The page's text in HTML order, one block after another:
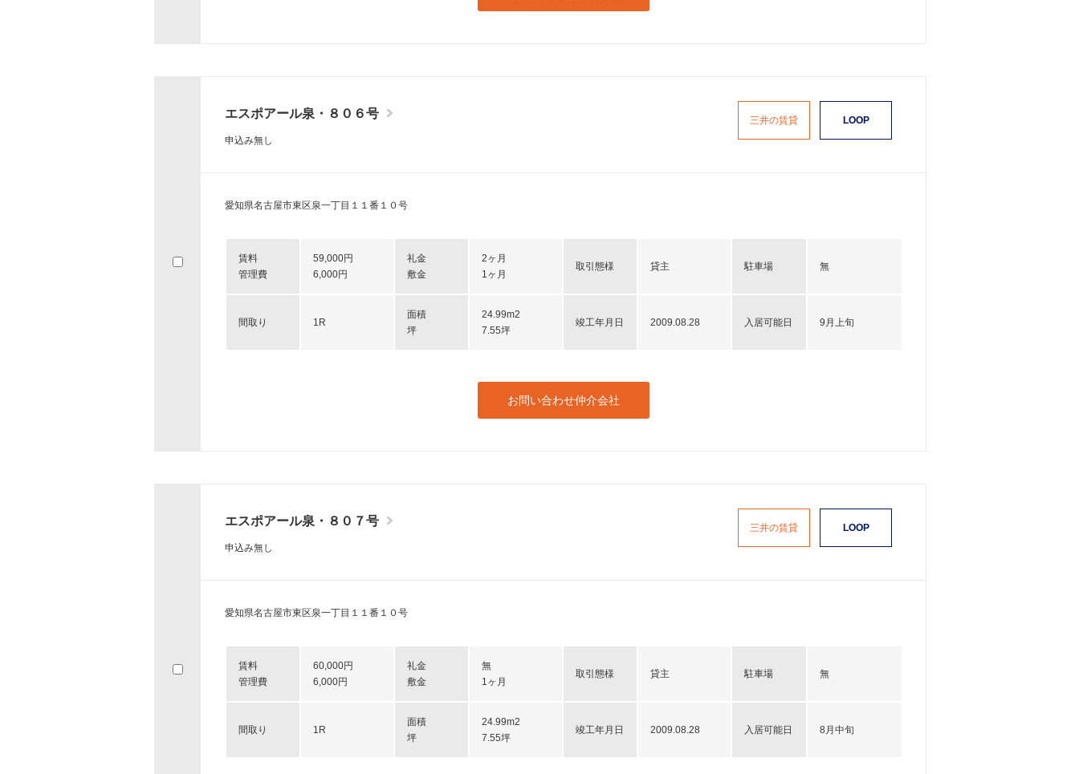
エスポアール泉・８０６号
申込み無し
三井の賃貸 LOOP
愛知県名古屋市東区泉一丁目１１番１０号
賃料
管理費
59,000円
6,000円
礼金
敷金
2ヶ月
1ヶ月
取引態様 貸主 駐車場 無
間取り 1R
面積
坪
24.99m2
7.55坪
竣工年月日 2009.08.28 入居可能日 9月上旬
お問い合わせ仲介会社
エスポアール泉・８０７号
申込み無し
三井の賃貸 LOOP
愛知県名古屋市東区泉一丁目１１番１０号
賃料
管理費
60,000円
6,000円
礼金
敷金
無
1ヶ月
取引態様 貸主 駐車場 無
間取り 1R
面積
坪
24.99m2
7.55坪
竣工年月日 2009.08.28 入居可能日 8月中旬